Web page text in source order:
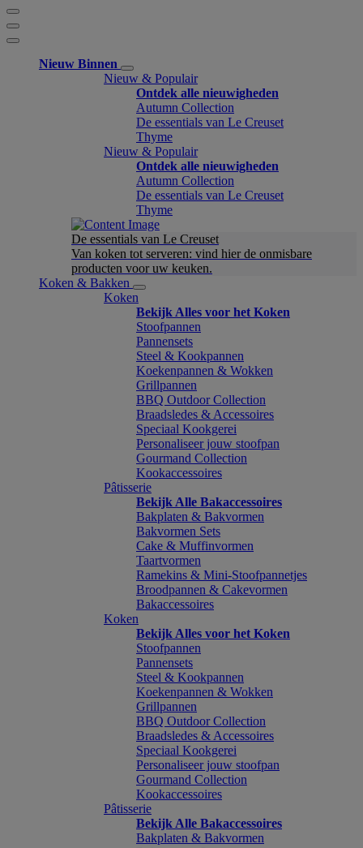
Nieuw Binnen
Nieuw & Populair
Ontdek alle nieuwigheden
Autumn Collection
De essentials van Le Creuset
Thyme
Nieuw & Populair
Ontdek alle nieuwigheden
Autumn Collection
De essentials van Le Creuset
Thyme
De essentials van Le Creuset
Van koken tot serveren: vind hier de onmisbare
producten voor uw keuken.
Koken & Bakken
Koken
Bekijk Alles voor het Koken
Stoofpannen
Pannensets
Steel & Kookpannen
Koekenpannen & Wokken
Grillpannen
BBQ Outdoor Collection
Braadsledes & Accessoires
Speciaal Kookgerei
Personaliseer jouw stoofpan
Gourmand Collection
Kookaccessoires
Pâtisserie
Bekijk Alle Bakaccessoires
Bakplaten & Bakvormen
Bakvormen Sets
Cake & Muffinvormen
Taartvormen
Ramekins & Mini-Stoofpannetjes
Broodpannen & Cakevormen
Bakaccessoires
Koken
Bekijk Alles voor het Koken
Stoofpannen
Pannensets
Steel & Kookpannen
Koekenpannen & Wokken
Grillpannen
BBQ Outdoor Collection
Braadsledes & Accessoires
Speciaal Kookgerei
Personaliseer jouw stoofpan
Gourmand Collection
Kookaccessoires
Pâtisserie
Bekijk Alle Bakaccessoires
Bakplaten & Bakvormen